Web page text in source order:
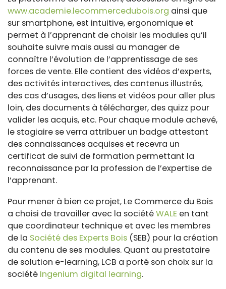
www.academie.lecommercedubois.org ainsi que
sur smartphone, est intuitive, ergonomique et
permet à l’apprenant de choisir les modules qu’il
souhaite suivre mais aussi au manager de
connaître l’évolution de l’apprentissage de ses
forces de vente. Elle contient des vidéos d’experts,
des activités interactives, des contenus illustrés,
des cas d’usages, des liens et vidéos pour aller plus
loin, des documents à télécharger, des quizz pour
valider les acquis, etc. Pour chaque module achevé,
le stagiaire se verra attribuer un badge attestant
des connaissances acquises et recevra un
certificat de suivi de formation permettant la
reconnaissance par la profession de l’expertise de
l’apprenant.
Pour mener à bien ce projet, Le Commerce du Bois
a choisi de travailler avec la sociétéWALE en tant
que coordinateur technique et avec les membres
de la Société des Experts Bois (SEB) pour la création
du contenu de ses modules. Quant au prestataire
de solution e-learning, LCB a porté son choix sur la
société Ingenium digital learning.